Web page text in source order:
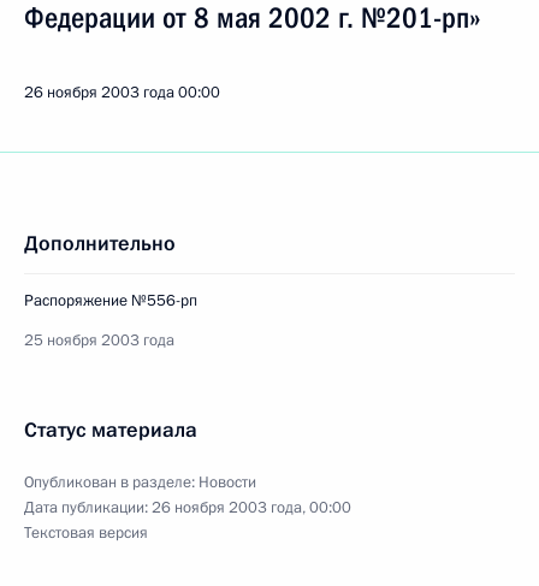
Федерации от 8 мая 2002 г. №201-рп»
26 ноября 2003 года00:00
Дополнительно
Распоряжение №556-рп
25 ноября 2003 года
Статус материала
Опубликован в разделе: Новости
Дата публикации:26 ноября 2003 года, 00:00
Текстовая версия